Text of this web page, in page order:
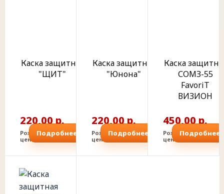
Каска защитная
"ЩИТ"
220,00 р.
Розничная
цена
Подробнее
Каска защитная
"Юнона"
220,00 р.
Розничная
цена
Подробнее
Каска
СОМЗ-55
FavoriT
ВИЗИОН
450,00 р.
Розничная
цена
Подробнее